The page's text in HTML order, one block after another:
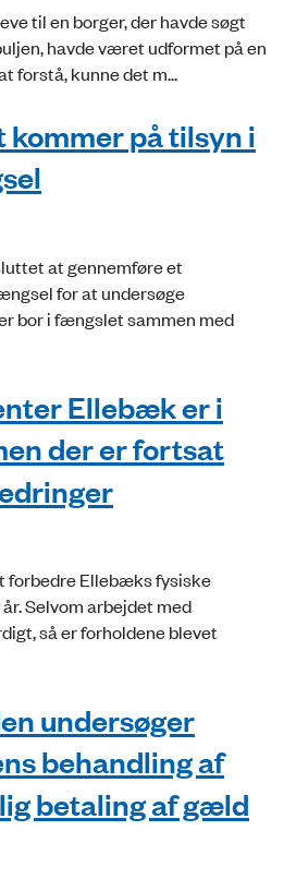
til en borger, der havde søgt
havde været udformet på en
forstå, kunne det m...
på tilsyn i
at gennemføre et
for at undersøge
bor i fængslet sammen med
Ellebæk er i
der er fortsat
forbedre Ellebæks fysiske
Selvom arbejdet med
så er forholdene blevet
undersøger
behandling af
betaling af gæld